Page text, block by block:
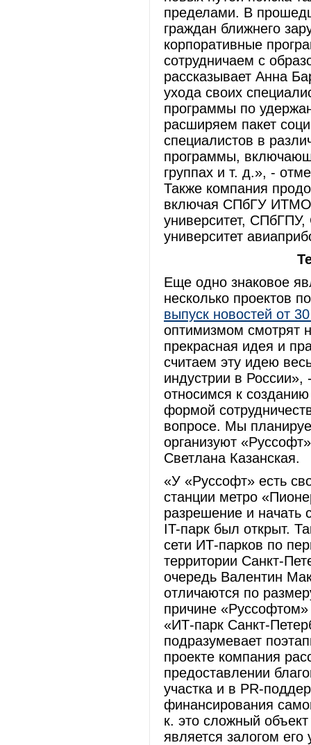
пределами. В
граждан ближнего
корпоративные
сотрудничаем с
рассказывает Анна
ухода своих
программы по
расширяем пакет
специалистов в
программы,
группах и т. д.», -
Также компания
включая СПбГУ ИТМО,
университет, СПбГПУ,
университет
Еще одно знаковое
несколько проектов
выпуск новостей от
оптимизмом смотрят
прекрасная идея и
считаем эту идею
индустрии в
относимся к
формой
вопросе. Мы
организуют
Светлана Казанская.
«У «Руссофт» есть
станции метро
разрешение и начать
IT-парк был открыт.
сети ИТ-парков по
территории Санкт-
очередь Валентин
отличаются по
причине
«ИТ-парк Санкт-
подразумевает
проекте компания
предоставлении
участка и в PR-
финансирования
к. это сложный
является залогом его